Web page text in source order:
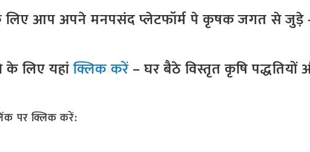
लिए आप अपने मनपसंद प्लेटफॉर्म पे कृषक जगत से जुड़े
लिए यहांक्लिक करें– घर बैठे विस्तृत कृषि पद्धतियों
पर क्लिक करें: